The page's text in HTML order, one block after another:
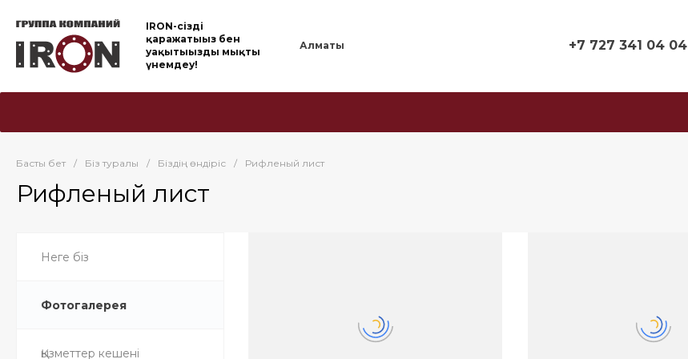
IRON-cіздің
қаражатыңыз бен
уақытыңызды мықты
үнемдеу!
Алматы +7 727 341 04 04
+7 727 341 05 05
Басты бет / Біз туралы / Біздің өндіріс / Рифленый лист
Рифленый лист
Неге біз
Фотогалерея
Қызметтер кешені